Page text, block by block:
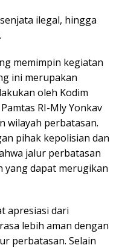
ilegal, hingga
memimpin kegiatan
ini merupakan
oleh Kodim
RI-Mly Yonkav
wilayah perbatasan.
pihak kepolisian dan
jalur perbatasan
yang dapat merugikan
apresiasi dari
lebih aman dengan
perbatasan. Selain